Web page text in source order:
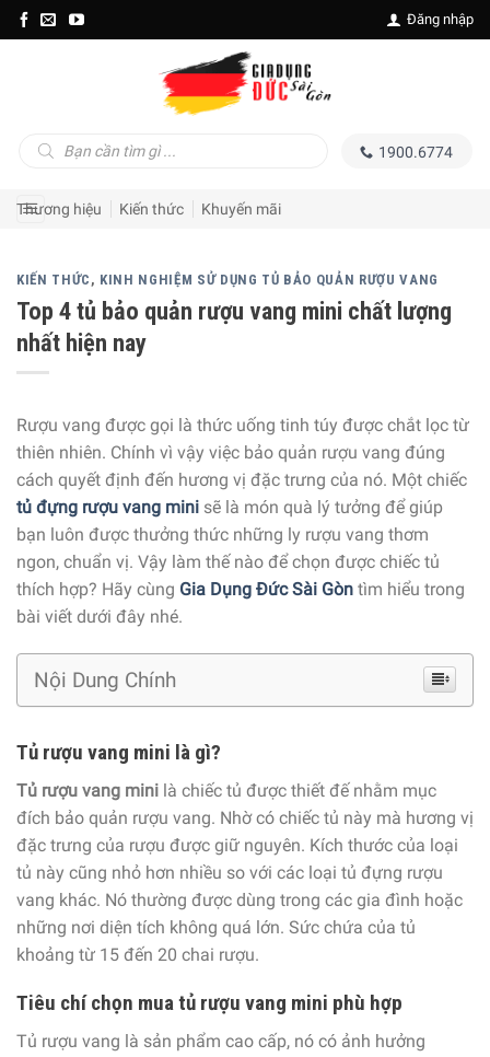
Skip
to
Đăng nhập
kiếm
1900.6774
Thương hiệu Kiến thức Khuyến mãi
KIẾN THỨC , KINH NGHIỆM SỬ DỤNG TỦ BẢO QUẢN RƯỢU VANG
Top 4 tủ bảo quản rượu vang mini chất lượng
nhất hiện nay
Rượu vang được gọi là thức uống tinh túy được chắt lọc từ
thiên nhiên. Chính vì vậy việc bảo quản rượu vang đúng
cách quyết định đến hương vị đặc trưng của nó. Một chiếc
tủ đựng rượu vang mini sẽ là món quà lý tưởng để giúp
bạn luôn được thưởng thức những ly rượu vang thơm
ngon, chuẩn vị. Vậy làm thế nào để chọn được chiếc tủ
thích hợp? Hãy cùng Gia Dụng Đức Sài Gòn tìm hiểu trong
bài viết dưới đây nhé.
Nội Dung Chính
Tủ rượu vang mini là gì?
Tủ rượu vang mini là chiếc tủ được thiết đế nhằm mục
đích bảo quản rượu vang. Nhờ có chiếc tủ này mà hương vị
đặc trưng của rượu được giữ nguyên. Kích thước của loại
tủ này cũng nhỏ hơn nhiều so với các loại tủ đựng rượu
vang khác. Nó thường được dùng trong các gia đình hoặc
những nơi diện tích không quá lớn. Sức chứa của tủ
khoảng từ 15 đến 20 chai rượu.
Tiêu chí chọn mua tủ rượu vang mini phù hợp
Tủ rượu vang là sản phẩm cao cấp, nó có ảnh hưởng